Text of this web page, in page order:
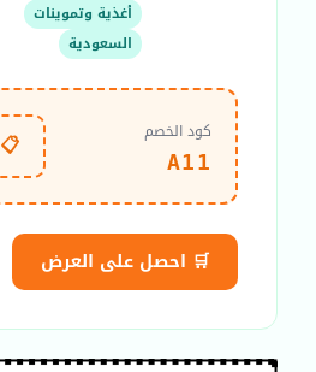
أغذية وتموينات
السعودية
كود الخصم
A11
📋
🛒 احصل على العرض